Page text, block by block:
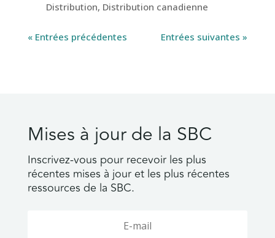
Distribution, Distribution canadienne
« Entrées précédentes Entrées suivantes »
Mises à jour de la SBC
Inscrivez-vous pour recevoir les plus
récentes mises à jour et les plus récentes
ressources de la SBC.